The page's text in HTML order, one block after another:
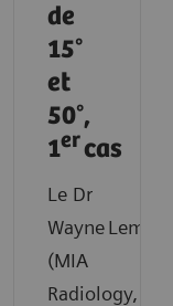
de
15°
et
50°,
1ercas
Le Dr
Wayne Lemish
(MIA
Radiology,